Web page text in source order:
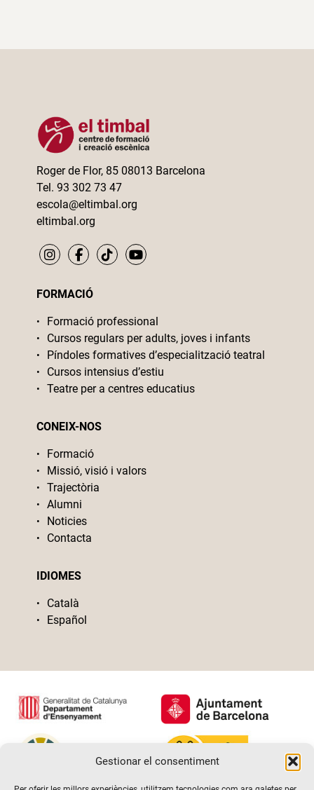
Gestionar el consentiment
Roger de Flor, 85 08013 Barcelona
Tel. 93 302 73 47
escola@eltimbal.org
eltimbal.org
FORMACIÓ
Formació professional
Cursos regulars per adults, joves i infants
Píndoles formatives d’especialització teatral
Cursos intensius d’estiu
Teatre per a centres educatius
CONEIX-NOS
Formació
Missió, visió i valors
Trajectòria
Alumni
Noticies
Contacta
IDIOMES
Català
Español